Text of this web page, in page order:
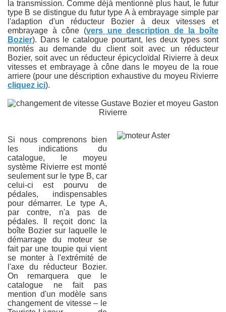
la transmission. Comme déjà mentionné plus haut, le futur
type B se distingue du futur type A à embrayage simple par
l'adaption d'un réducteur Bozier à deux vitesses et
embrayage à cône (vers une description de la boîte
Bozier). Dans le catalogue pourtant, les deux types sont
montés au demande du client soit avec un réducteur
Bozier, soit avec un réducteur épicycloïdal Rivierre à deux
vitesses et embrayage à cône dans le moyeu de la roue
arriere (pour une déscription exhaustive du moyeu Rivierre
cliquez ici).
Si nous comprenons bien
les indications du
catalogue, le moyeu
système Rivierre est monté
seulement sur le type B, car
celui-ci est pourvu de
pédales, indispensables
pour démarrer. Le type A,
par contre, n'a pas de
pédales. Il reçoit donc la
boîte Bozier sur laquelle le
démarrage du moteur se
fait par une toupie qui vient
se monter à l'extrémité de
l'axe du réducteur Bozier.
On remarquera que le
catalogue ne fait pas
mention d'un modèle sans
changement de vitesse – le